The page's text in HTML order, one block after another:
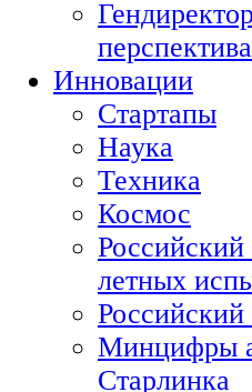
Инновации
Стартапы
Наука
Техника
Космос
летных
Минцифры
Старлинка